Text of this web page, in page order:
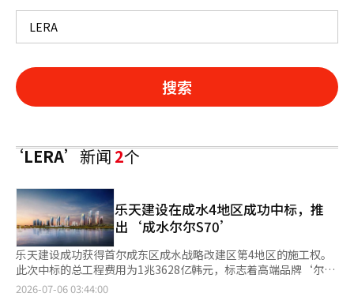
搜索
‘LERA’新闻2个
乐天建设在成水4地区成功中标，推
出‘成水尔尔S70’
乐天建设成功获得首尔成东区成水战略改建区第4地区的施工权。
此次中标的总工程费用为1兆3628亿韩元，标志着高端品牌‘尔
尔’在北部地区的首次进军。 根据5日的消息，乐天建设在当天下
2026-07-06 03:44:00